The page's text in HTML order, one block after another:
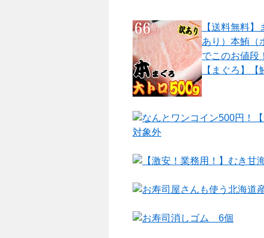
【送料無料
あり）本鮪（
でこのお値段
【まぐろ】【
なんとワンコイン500円！
対象外
【激安！業務用！】むき甘
お寿司屋さんも使う北海道
お寿司消しゴム 6個